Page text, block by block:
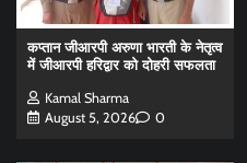
कप्तान जीआरपी अरुणा भारती के नेतृत्व
में जीआरपी हरिद्वार को दोहरी सफलता
Kamal Sharma
August 5, 2026
0